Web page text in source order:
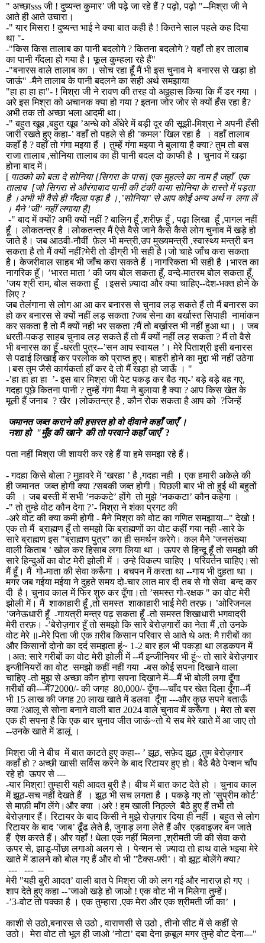
" अच्छाsssजी ! दुष्यन्त कुमार’ जी पढ़े जा रहे हैं ?पढ़ो,पढ़ो "--मिश्रा जी ने
आते ही आते उचारा।
-" यार मिसरा ! दुष्यन्त भाई ने क्या बात कही है ! कितने साल पहले कह दिया
था "-
-"किस किस तालाब का पानी बदलोगे?कितना बदलोगे?यहाँ तो हर तालाब
का पानी गँदला हो गया है। फूल कुम्हला रहे हैं"
-"बनारस वाले तालाब का । सोच रहा हूँ मैं भी इस चुनाव मे बनारस से खड़ा हो
जाऊं" -मैने तालाब के पानी बदलने का सही अर्थ समझाया
"हा हा हा हा"- ! मिश्रा जी ने रावण की तरह वो अठ्ठहास किया कि मैं डर गया ।
अरे इस मिश्रा को अचानक क्या हो गया ?इतना जोर जोर से क्यों हँस रहा है?
अभी तक तो अच्छा भला आदमी था।
-" बहुत खूब ,बहुत खूब ’अन्धे को अँधेरे में बड़ी दूर की सूझी-मिश्रा ने अपनी हँसी
जारी रखते हुए कहा-’ वहाँ तो पहले से ही ’कमल’ खिल रहा है
। वहाँ तालाब
कहाँ है ?वहाँ तो गंगा मइया हैं । तुम्हें गंगा मइया ने बुलाया है क्या?तुम तो बस
राजा तालाब ,सोनिया तालाब का ही पानी बदल दो काफी है । चुनाव में खड़ा
होना बाद में।
[ पाठको को बता दे सोनिया [सिगरा के पास] एक मुहल्ले का नाम है जहाँ एक
तालाब [जो सिगरा से औरंगाबाद पानी की टंकी वाया सोनिया के रास्ते में पड़ता
है ।अभी भी वैसे ही गँदला पड़ा है । ’सोनिया’ से आप कोई अन्य अर्थ न लगा लें
। मैने ’जी’ नहीं लगाया है]
-" बाद में क्यों? अभी क्यों नहीं ?बालिग हूँ,शरीफ़ हूँ,पढ़ा लिखा हूँ,पागल नहीं
हूँ । लोकतन्त्र है ।लोकतन्त्र मैं ऐसे वैसे जाने कैसे कैसे लोग चुनाव में खड़े हो
जाते है। जब आठवी-नौवीं फ़ेल भी मन्त्री,उप मुख्यमन्त्री ,स्वास्थ्य मन्त्री बन
सकता है तो मैं क्यों नहीं?मेरी तो डीग्री भी सही है।जो चाहे जाँच करा सकता
है। केजरीवाल साहब भी जाँच करा सकते हैं ।नागरिकता भी सही है ।भारत का
नागरिक हूँ। ’भारत माता ’ की जय बोल सकता हूँ,वन्दे-मातरम बोल सकता हूँ,
’जय श्री राम,बोल सकता हूँ
।इससे ज़्यादा और क्या चाहिए--देश-भक्त होने के
लिए ?
जब तेलंगाना से लोग आ आ कर बनारस से चुनाव लड़ सकते हैं तो मैं बनारस का
हो कर बनारस से क्यों नहीं लड़ सकता ?जब सेना का बर्खास्त सिपाही नामांकन
कर सकता है तो मैं क्यों नही भर सकता ?मैं तो बर्ख़ास्त भी नहीं हुआ था। । जब
धरती-पकड़ साहब चुनाव लड़ सकते हैं तो मैं क्यों नहीं लड़ सकता ?मैं तो वैसे
भी बनारस का हूँ -धरती पुत्र--’सन आप स्वायल ’। मेरे पिताश्री इसी बनारस
से पढाई लिखाई कर परलोक को प्राप्त हुए। बाहरी होने का मुद्दा भी नहीं उठेगा
।बस तुम जैसे कार्यकर्ता हाँ कर दे तो मैं खड़ा हो जाऊँ । "
-’हा हा हा हा ’- इस बार मिश्रा जी पेट पकड़ कर बैठ गए-’ बड़े बड़े बह गए,
गदहा पूछे कितना पानी ?तुम्हें गंगा मैया ने बुलाया है क्या ? आप किस खेत के
मूली हैं जनाब ?खैर ।लोकतन्त्र है ,कौन रोक सकता है आप को ?जिन्हें
जमानत जब्त कराने की हसरत हो वो दीवाने कहाँ जाएँ ।
नशा हो "मुँह की खाने’ की तो परवाने कहाँ जाएँ ?
पता नहीं मिश्रा जी शायरी कर रहे हैं या हमे समझा रहे हैं।
- गदहा किसे बोला ?मुहावरे में ’खरहा ’ है ,गदहा नही । एक हमारी अकेले की
ही जमानत जब्त होगी क्या ?सबकी जब्त होगी। पिछली बार भी तो हुई थी बहुतों
की
। जब बस्ती में सभी ’नककटे’ होंगे तो मुझे ’नककटा’ कौन कहेगा ।
-" तो तुम्हे वोट कौन देगा ?’- मिश्रा ने शंका प्रगट की
-अरे वोट की क्या कमी होगी - मैने मिश्रा को वोट का गणित समझाया--" देखो !
एक तो मैं ब्राह्मण हूँ तो समझो कि ब्राह्मणों का वोट कहीं गया नही -सारे के
सारे ब्राह्मण इस "ब्राह्मण पुत्र" का ही समर्थन करेगे। कल मैने ’जनसंख्या
वाली किताब ’ खोल कर हिसाब लगा लिया था । ऊपर से हिन्दू हूँ तो समझो की
सारे हिन्दुओं का वोट मेरी झोली में । उन्हे विकल्प चाहिए । परिवर्तन चाहिए।सो
मैं हूँ। मैं गो-माता की सेवा करूँगा । बचपन में करता था --गाय भी दुहता था ।
मगर जब गईया मईया ने दुहते समय दो-चार लात मार दी तब से गो सेवा बन्द कर
दी है। चुनाव काल में फिर शुरु कर दूँगा।तो ’समस्त गो-रक्षक " का वोट मेरी
झोली में। मैं शाकाहारी हूँ,तो समस्त शाकाहारी भाई मेरी तरफ़। ’ओरिजनल
’जनेऊधारी हूँ -गायत्री मन्त्र पढ़ सकता हूँ -तो समस्त शिखाधारी भगवादरी
मेरी तरफ़। -’बेरोज़गार हूँ तो समझो कि सारे बेरोज़गारों का नेता मैं,तो उनके
वोट मेरे ॥-मेरे पिता जी एक ग़रीब किसान परिवार से आते थे अत: मै ग़रीबों का
और किसानों दोनो का दर्द समझता हूं~ 1-2 बार हल भी पकड़ा था लड़कपन में
।अत: सारे गरीबों का वोट मेरी झोली में --मैं इन्जीनियर भी हूं~तो सारे बेरोज़गार
इन्जीनियरों का वोट समझो कहीं नहीं गया -बस कोई सपना दिखाने वाला
चाहिए -तो मुझ से अच्छा कौन होगा सपना दिखाने में---मैं भी बोली लगा दूँगा
ग़रीबों की---मैं72000/- की जगह 80,000/- दूँगा---चाँद पर खेत दिला दूँगा--मैं
भी 15 लाख की जगह 20 लाख खाते में डलवा दूँगा ---और कुछ सपने बताऊँ
क्या ?आलू से सोना बनाने वाली बात 2024 वाले चुनाव में करूँगा । मेरा तो बस
एक ही सपना है कि एक बार चुनाव जीत जाऊं~तो ये सब मेरे खाते में आ जाए तो
--उनके खाते में डालूं ।
मिश्रा जी ने बीच में बात काटते हुए कहा-- ’ झूठ,सफ़ेद झूठ ,तुम बेरोज़गार
कहाँ हो ? अच्छी खासी सर्विस करने के बाद रिटायर हुए हो। बैठे बैठे पेन्शन चाँप
रहे हो ऊपर से ---
-यार मिश्रा! तुम्हारी यही आदत बुरी है। बीच में बात काट देते हो । चुनाव काल
में झूठ-सच नहीं देखते हैं
। झूठ भी सच लगता है । पकड़े गए तो ’सुप्रीम कोर्ट’
से माफ़ी माँग लेंगे।और क्या ।अरे ! हम खाली निठ्ल्ले बैठे हुए हैं तभी तो
बेरोज़गार हैं। रिटायर के बाद किसी ने मुझे रोज़गार दिया ही नहीं । बहुत से लोग
रिटायर के बाद ’जाब’ ढूँढ लेते है,जुगाड़ लगा लेते हैं और एडवाइजर बन जाते
हैं ऐश करते हैं। और यहाँ ! धेला एक नहीं मिलना ,श्रीमती जी की सेवा करो
ऊपर से,झाडू-पोंछा लगाओ अलग से । पेन्शन से ज़्यादा तो हाथ वाले भइया मेरे
खाते में डालने को बोल गए हैं और वो भी ”टैक्स-फ़्री’। वो झूट बोलेंगे क्या?
---
--- --
मेरी "यही बुरी आदत’ वाली बात पे मिश्रा जी को लग गई और नाराज़ हो गए ।
शाप देते हुए कहा --’जाओ खड़े हो जाओ ! एक वोट भी न मिलेगा तुम्हें।
-’3-वोट तो पक्का है । एक तुम्हारा ,एक मेरा और एक श्रीमती जी का’ ।
काशी से उठो,बनारस से उठो ,वाराणसी से उठो ,तीनो सीट में से कहीं से
उठो।
मेरा वोट तो भूल ही जाओ ’नोटा’ दबा देना क़बूल मगर तुम्हे वोट देना---"